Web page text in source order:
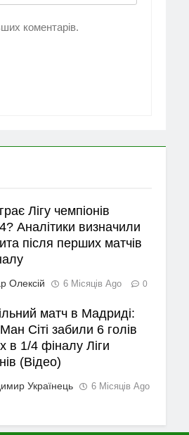
коментарів.
Лігу чемпіонів
Аналітики визначили
після перших матчів
Олексій 6 Місяців Ago 0
матч в Мадриді:
Сіті забили 6 голів
в 1/4 фіналу Ліги
(Відео)
Українець 6 Місяців Ago